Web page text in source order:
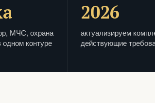
МЧС, охрана
одном контуре
2026
актуализируем
действующие